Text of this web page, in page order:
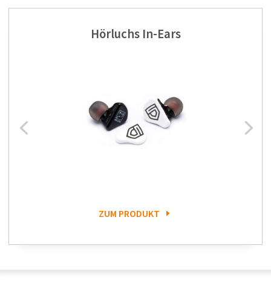
Hörluchs In-Ears
ZUM PRODUKT